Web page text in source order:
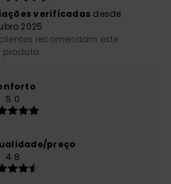
verificadas desde
2025
recomendam este
produto
5.0
preço
4.8